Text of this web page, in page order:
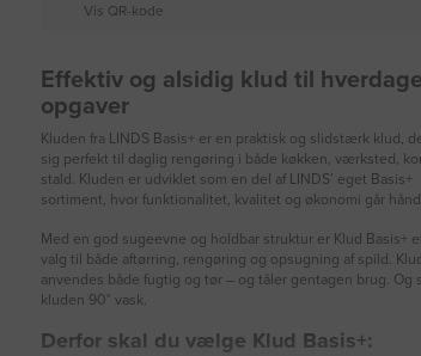
Vis QR-kode
Effektiv og alsidig klud til
opgaver
Kluden fra LINDS Basis+ er en praktisk og slidstærk klud,
sig perfekt til daglig rengøring i både køkken, værksted,
stald. Kluden er udviklet som en del af LINDS’ eget Basis+
sortiment, hvor funktionalitet, kvalitet og økonomi går
Med en god sugeevne og holdbar struktur er Klud Basis+
valg til både aftørring, rengøring og opsugning af spild.
anvendes både fugtig og tør – og tåler gentagen brug. Og
kluden 90° vask.
Derfor skal du vælge Klud Basis+: